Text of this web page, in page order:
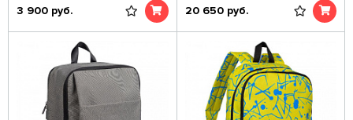
3 900 руб. 20 650 руб.